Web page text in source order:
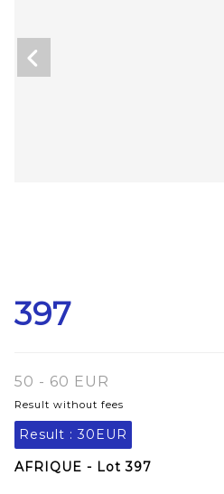
397
50 - 60 EUR
Result without fees
Result : 30EUR
AFRIQUE - Lot 397